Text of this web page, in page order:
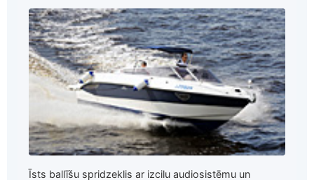
Īsts ballīšu spridzeklis ar izcilu audiosistēmu un